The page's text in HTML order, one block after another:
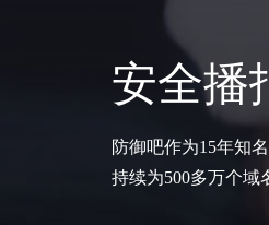
安全播
防御吧作为15年知
持续为500多万个域